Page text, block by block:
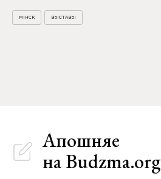
МІНСК ВЫСТАВЫ
Апошняе
на Budzma.org